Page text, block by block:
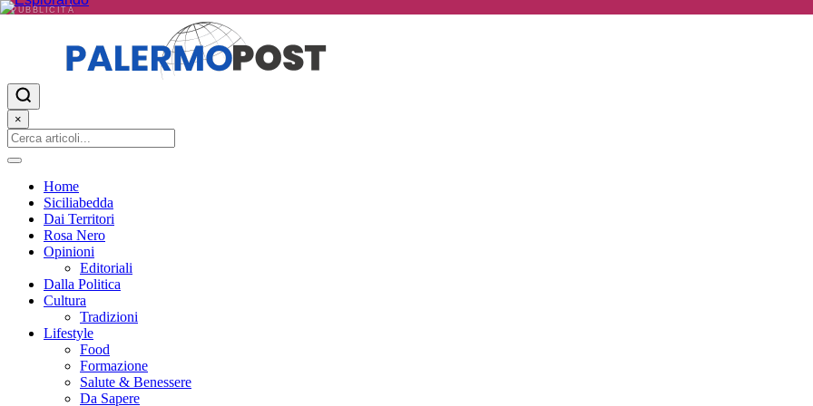
PUBBLICITÀ
×
Home
Siciliabedda
Dai Territori
Rosa Nero
Opinioni
Editoriali
Dalla Politica
Cultura
Tradizioni
Lifestyle
Food
Formazione
Salute & Benessere
Da Sapere